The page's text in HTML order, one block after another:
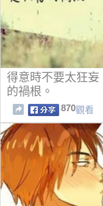
得意時不要太狂
的禍根。
870觀看